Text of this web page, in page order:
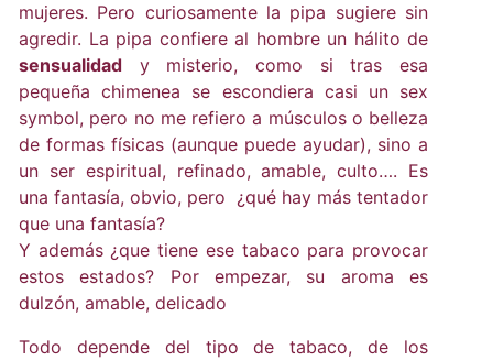
mujeres. Pero curiosamente la pipa sugiere sin
agredir. La pipa confiere al hombre un hálito de
sensualidad y misterio, como si tras esa
pequeña chimenea se escondiera casi un sex
symbol, pero no me refiero a músculos o belleza
de formas físicas (aunque puede ayudar), sino a
un ser espiritual, refinado, amable, culto…. Es
una fantasía, obvio, pero ¿qué hay más tentador
que una fantasía?
Y además ¿que tiene ese tabaco para provocar
estos estados? Por empezar, su aroma es
dulzón, amable, delicado
Todo depende del tipo de tabaco, de los